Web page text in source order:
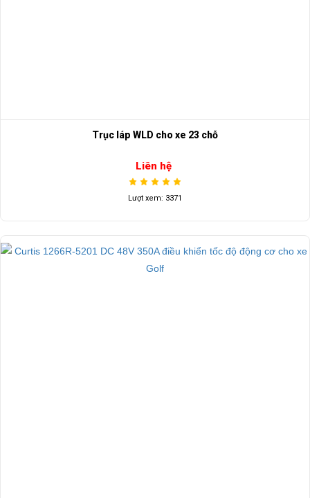
Trục láp WLD cho xe 23 chỗ
Liên hệ
Lượt xem: 3371